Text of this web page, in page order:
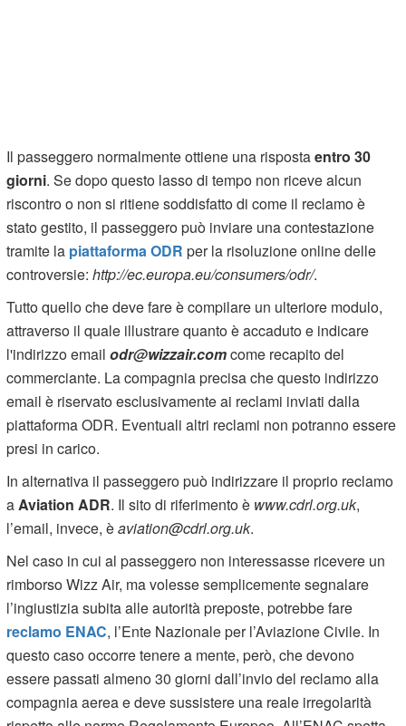
Il passeggero normalmente ottiene una rispostaentro 30
giorni. Se dopo questo lasso di tempo non riceve alcun
riscontro o non si ritiene soddisfatto di come il reclamo è
stato gestito, il passeggero può inviare una contestazione
tramite la piattaforma ODR per la risoluzione online delle
controversie:http://ec.europa.eu/consumers/odr/.
Tutto quello che deve fare è compilare un ulteriore modulo,
attraverso il quale illustrare quanto è accaduto e indicare
l'indirizzo emailodr@wizzair.comcome recapito del
commerciante. La compagnia precisa che questo indirizzo
email è riservato esclusivamente ai reclami inviati dalla
piattaforma ODR. Eventuali altri reclami non potranno essere
presi in carico.
In alternativa il passeggero può indirizzare il proprio reclamo
a Aviation ADR. Il sito di riferimento è www.cdrl.org.uk,
l’email, invece, èaviation@cdrl.org.uk.
Nel caso in cui al passeggero non interessasse ricevere un
rimborso Wizz Air, ma volesse semplicemente segnalare
l’ingiustizia subita alle autorità preposte, potrebbe fare
reclamo ENAC, l’Ente Nazionale per l’Aviazione Civile. In
questo caso occorre tenere a mente, però, che devono
essere passati almeno 30 giorni dall’invio del reclamo alla
compagnia aerea e deve sussistere una reale irregolarità